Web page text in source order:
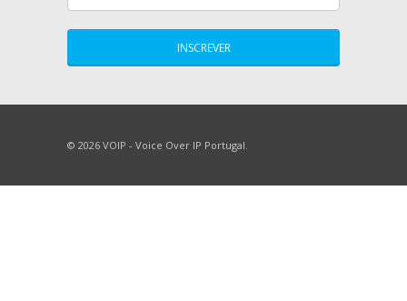
© 2026 VOIP - Voice Over IP Portugal.